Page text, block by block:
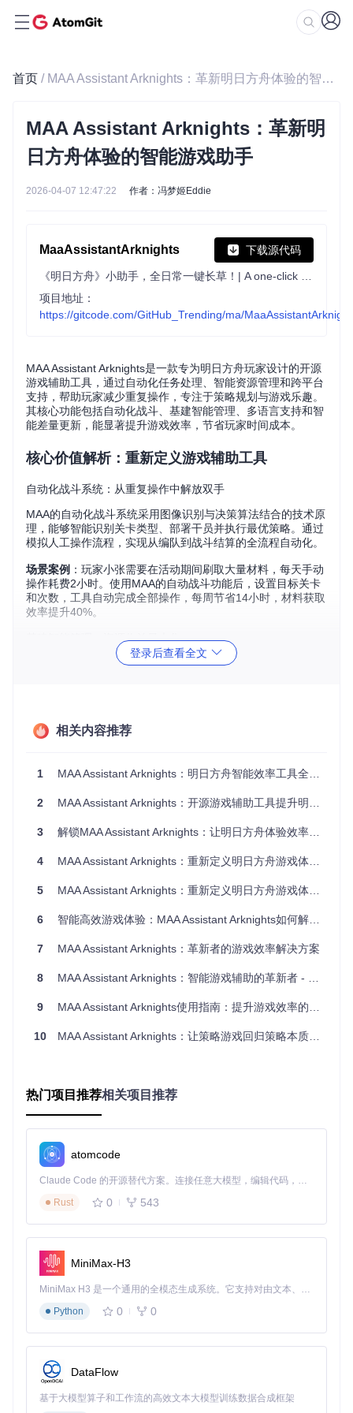
首页 / MAA Assistant Arknights：革新明日方舟体验的智能游戏助手
MAA Assistant Arknights：革新明
日方舟体验的智能游戏助手
2026-04-07 12:47:22 作者：冯梦姬Eddie
MaaAssistantArknights 下载源代码
项目地址：
https://gitcode.com/GitHub_Trending/ma/
MAA Assistant Arknights是一款专为明日方舟玩家设计的开源
游戏辅助工具，通过自动化任务处理、智能资源管理和跨平台
支持，帮助玩家减少重复操作，专注于策略规划与游戏乐趣。
其核心功能包括自动化战斗、基建智能管理、多语言支持和智
能差量更新，能显著提升游戏效率，节省玩家时间成本。
核心价值解析：重新定义游戏辅助工具
自动化战斗系统：从重复操作中解放双手
MAA的自动化战斗系统采用图像识别与决策算法结合的技术原
理，能够智能识别关卡类型、部署干员并执行最优策略。通过
模拟人工操作流程，实现从编队到战斗结算的全流程自动化。
场景案例 ：玩家小张需要在活动期间刷取大量材料，每天手动
操作耗费2小时。使用MAA的自动战斗功能后，设置目标关卡
和次数，工具自动完成全部操作，每周节省14小时，材料获取
效率提升40%。
基建智能管理：资源收益最大化
基建管理模块基于干员特性数据库和设施效率模型，通过智能
心算法计算最优分配方案，动态调整排班以适应干员状态变
场景化应用指南：三步实现高效游戏体验
自动化战斗配置：从零开始的高效刷本方案
问题场景：玩家需要高效刷取特定关卡材料，但手动操作耗时
次数，实现无人值守刷本。
操作步骤：
打开MAA助手，在主界面点击"战斗设置"按钮
基建最优配置：提升资源产出效率
无法满足需求。
解决方案：利用MAA的基建智能管理功能，优化干员分配和设
施布局。
操作步骤 ：
在MAA主界面进入"基建管理"模块
导入当前干员列表和设施状态
个性化配置策略：打造专属游戏辅助方案
低配置设备优化方案：流畅运行的设置技巧
问题场景：低配电脑运行MAA时出现卡顿，影响自动化执行效
率。
解决方案
操作步骤
登录后查看全文
相关内容推荐
1 MAA Assistant Arknights：明日方舟智能效率工具全解析
2 MAA Assistant Arknights：开源游戏辅助工具提升明日方舟体验全指南
3 解锁MAA Assistant Arknights：让明日方舟体验效率倍增的全面指南
4 MAA Assistant Arknights：重新定义明日方舟游戏体验的智能助手
5 MAA Assistant Arknights：重新定义明日方舟游戏体验的智能辅助工具
6 智能高效游戏体验：MAA Assistant Arknights如何解放玩家双手？
7 MAA Assistant Arknights：革新者的游戏效率解决方案
8 MAA Assistant Arknights：智能游戏辅助的革新者 - 明日方舟玩家的效率提升工具
9 MAA Assistant Arknights使用指南：提升游戏效率的5个实用技巧
10 MAA Assistant Arknights：让策略游戏回归策略本质的开源自动化工具
热门项目推荐相关项目推荐
atomcode
Claude Code 的开源替代方案。连接任意大模型，编辑代码，运行命令，自动验证 — 全自动执行。用 Rust 构建，极致性能。 ｜ An open-source alternative to Claude Code. Connect any LLM, edit code, run commands, and verify changes — autonomously. Built in Rust for speed. Get Started
Rust
0 543
MiniMax-H3
MiniMax H3 是一个通用的全模态生成系统。它支持对由文本、图像、视频和音频组成的多模态上下文进行统一理解，并能生成分辨率高达 2K、时长可达 15 秒的带原生立体声音频的视频。得益于面向任务泛化的系统设计，H3 在预训练阶段就已具备广泛的多模态上下文理解与生成能力，能够出色地执行复杂的多模态指令。
Python
0 0
DataFlow
基于大模型算子和工作流的高效文本大模型训练数据合成框架